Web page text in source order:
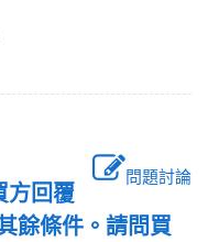
問題討論
方回覆
餘條件。請問買